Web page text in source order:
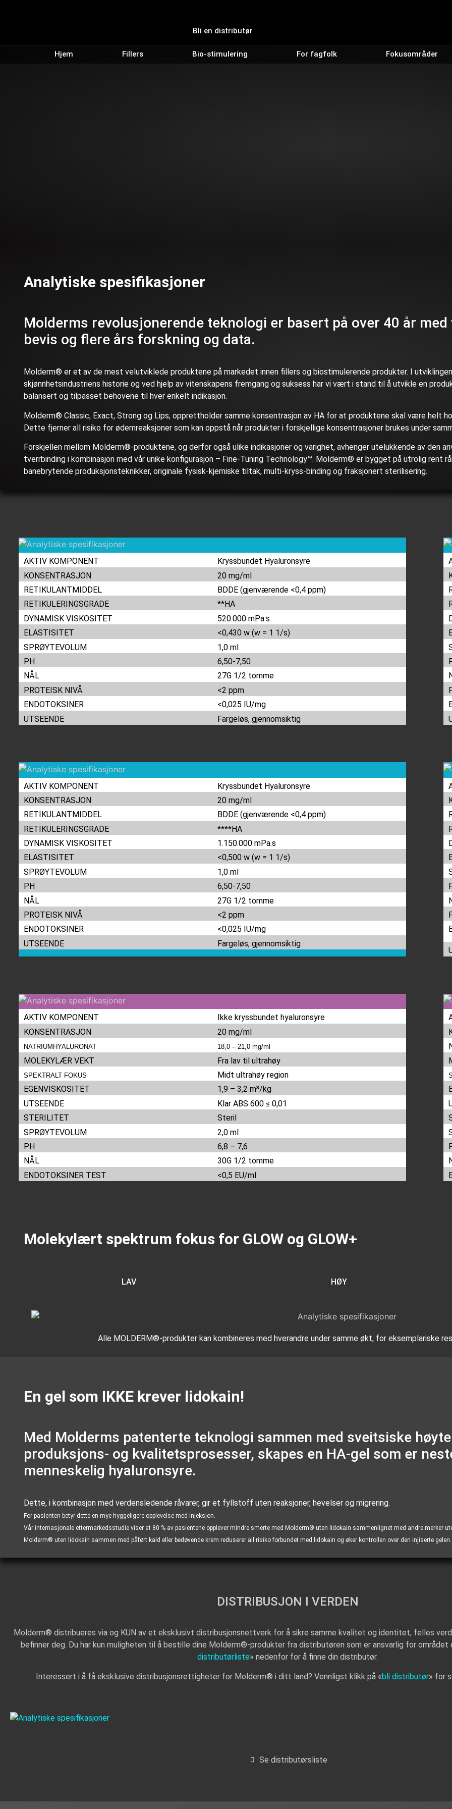
Bli en distributør
Hjem Fillers Bio-stimulering For fagfolk Fokusområder
Analytiske spesifikasjoner
Molderms revolusjonerende teknologi er basert på over 40 år
bevis og flere års forskning og data.
Molderm® er et av de mest velutviklede produktene på markedet innen fillers og biostimulerende produkter. I
skjønnhetsindustriens historie og ved hjelp av vitenskapens fremgang og suksess har vi vært i stand til å utvikle en
balansert og tilpasset behovene til hver enkelt indikasjon.
Molderm® Classic, Exact, Strong og Lips, opprettholder samme konsentrasjon av HA for at produktene skal være helt
Dette fjerner all risiko for ødemreaksjoner som kan oppstå når produkter i forskjellige konsentrasjoner brukes under
Forskjellen mellom Molderm®-produktene, og derfor også ulike indikasjoner og varighet, avhenger utelukkende av den
tverrbinding i kombinasjon med vår unike konfigurasjon – Fine-Tuning Technology™. Molderm® er bygget på utrolig rent
banebrytende produksjonsteknikker, originale fysisk-kjemiske tiltak, multi-kryss-binding og fraksjonert sterilisering.
AKTIV KOMPONENT
Kryssbundet Hyaluronsyre
KONSENTRASJON
20 mg/ml
RETIKULANTMIDDEL
BDDE (gjenværende <0,4 ppm)
RETIKULERINGSGRADE
**HA
DYNAMISK VISKOSITET
520.000 mPa.s
ELASTISITET
<0,430 w (w = 1 1/s)
SPRØYTEVOLUM
1,0 ml
PH
6,50-7,50
NÅL
27G 1/2 tomme
PROTEISK NIVÅ
<2 ppm
ENDOTOKSINER
<0,025 IU/mg
UTSEENDE
Fargeløs, gjennomsiktig
AKTIV KOMPONENT
Kryssbundet Hyaluronsyre
KONSENTRASJON
20 mg/ml
RETIKULANTMIDDEL
BDDE (gjenværende <0,4 ppm)
RETIKULERINGSGRADE
****HA
DYNAMISK VISKOSITET
1.150.000 mPa.s
ELASTISITET
<0,500 w (w = 1 1/s)
SPRØYTEVOLUM
1,0 ml
PH
6,50-7,50
NÅL
27G 1/2 tomme
PROTEISK NIVÅ
<2 ppm
ENDOTOKSINER
<0,025 IU/mg
UTSEENDE
Fargeløs, gjennomsiktig
AKTIV KOMPONENT
Ikke kryssbundet hyaluronsyre
KONSENTRASJON
20 mg/ml
NATRIUMHYALURONAT 18,0 – 21,0 mg/ml
MOLEKYLÆR VEKT Fra lav til ultrahøy
SPEKTRALT FOKUS
Midt ultrahøy region
EGENVISKOSITET
1,9 – 3,2 m³/kg
UTSEENDE
Klar ABS 600 ≤ 0,01
STERILITET
Steril
SPRØYTEVOLUM
2,0 ml
PH
6,8 – 7,6
NÅL
30G 1/2 tomme
ENDOTOKSINER TEST
<0,5 EU/ml
Molekylært spektrum fokus for GLOW og GLOW+
LAV HØY
Alle MOLDERM®-produkter kan kombineres med hverandre under samme økt, for eksemplariske
En gel som IKKE krever lidokain!
Med Molderms patenterte teknologi sammen med sveitsiske
produksjons- og kvalitetsprosesser, skapes en HA-gel som er
menneskelig hyaluronsyre.
Dette, i kombinasjon med verdensledende råvarer, gir et fyllstoff uten reaksjoner, hevelser og migrering.
For pasienten betyr dette en mye hyggeligere opplevelse med injeksjon.
Vår internasjonale ettermarkedsstudie viser at 80 % av pasientene opplever mindre smerte med Molderm® uten lidokain sammenlignet med andre merker
Molderm® uten lidokain sammen med påført kald eller bedøvende krem reduserer all risiko forbundet med lidokain og øker kontrollen over den injiserte gelen.
DISTRIBUSJON I VERDEN
Molderm® distribueres via og KUN av et eksklusivt distribusjonsnettverk for å sikre samme kvalitet og identitet, felles
befinner deg. Du har kun muligheten til å bestille dine Molderm®-produkter fra distributøren som er ansvarlig for området
distributørliste» nedenfor for å finne din distributør.
Interessert i å få eksklusive distribusjonsrettigheter for Molderm® i ditt land? Vennligst klikk på «bli distributør» for
Se distributørsliste